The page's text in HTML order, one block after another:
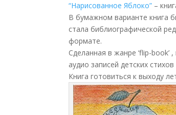
“Нарисованное Яблоко” –
В бумажном варианте книга
стала библиографической
формате.
Сделанная в жанре ‘flip-
аудио записей детских
Книга готовиться к выходу